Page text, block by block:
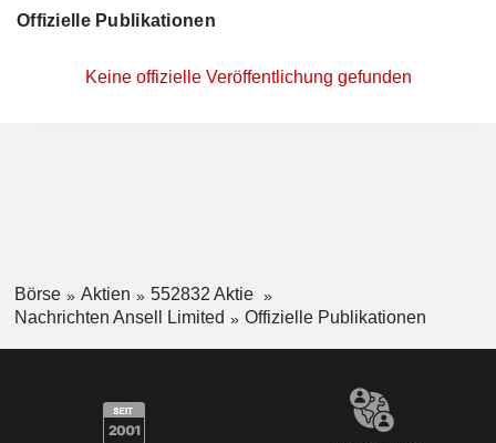
Offizielle Publikationen
Keine offizielle Veröffentlichung gefunden
Börse Aktien
552832 Aktie
Nachrichten Ansell Limited
Offizielle Publikationen